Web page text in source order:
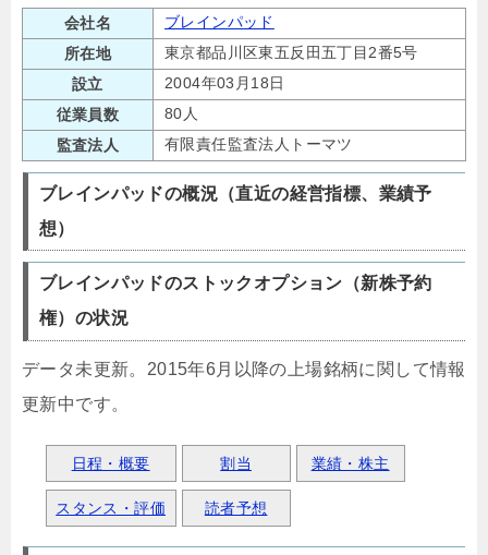
会社名
ブレインパッド
所在地
東京都品川区東五反田五丁目2番5号
設立
2004年03月18日
従業員数
80人
監査法人
有限責任監査法人トーマツ
ブレインパッドの概況（直近の経営指標、業績予
想）
ブレインパッドのストックオプション（新株予約
権）の状況
データ未更新。2015年6月以降の上場銘柄に関して情報
更新中です。
日程・概要 割当 業績・株主
スタンス・評価 読者予想